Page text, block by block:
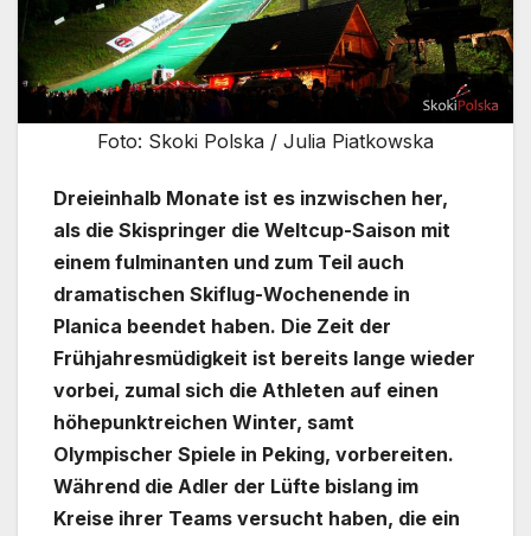
Foto: Skoki Polska / Julia Piatkowska
Dreieinhalb Monate ist es inzwischen her,
als die Skispringer die Weltcup-Saison mit
einem fulminanten und zum Teil auch
dramatischen Skiflug-Wochenende in
Planica beendet haben. Die Zeit der
Frühjahresmüdigkeit ist bereits lange wieder
vorbei, zumal sich die Athleten auf einen
höhepunktreichen Winter, samt
Olympischer Spiele in Peking, vorbereiten.
Während die Adler der Lüfte bislang im
Kreise ihrer Teams versucht haben, die ein